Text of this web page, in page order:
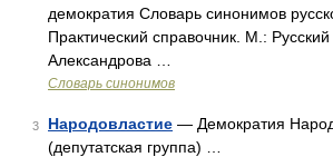
демократия Словарь синонимов
Практический справочник. М.: Русский
Александрова …
Словарь синонимов
3 Народовластие — Демократия
(депутатская группа) …